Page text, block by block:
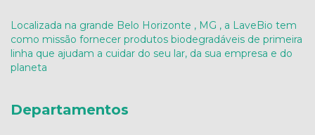
Localizada na grande Belo Horizonte , MG , a LaveBio tem
como missão fornecer produtos biodegradáveis de primeira
linha que ajudam a cuidar do seu lar, da sua empresa e do
planeta
Departamentos